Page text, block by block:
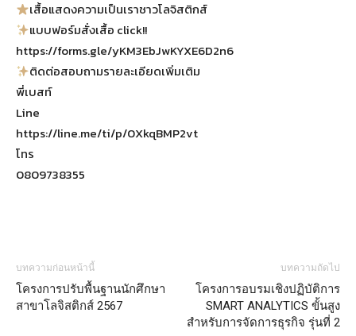
เสื้อแสดงความเป็นเราชาวโลจิสติกส์
แบบฟอร์มสั่งเสื้อ click!!
https://forms.gle/yKM3EbJwKYXE6D2n6
ติดต่อสอบถามรายละเอียดเพิ่มเติม
พี่เบสท์
Line
https://line.me/ti/p/0XkqBMP2vt
โทร
0809738355
บทความก่อนหน้านี้
โครงการปรับพื้นฐานนักศึกษา
สาขาโลจิสติกส์ 2567
บทความถัดไป
โครงการอบรมเชิงปฏิบัติการ
SMART ANALYTICS ขั้นสูง
สำหรับการจัดการธุรกิจ รุ่นที่ 2